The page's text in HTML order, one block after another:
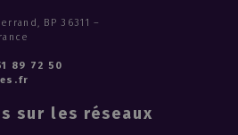
BP 36311 –
89 72 50
sur les réseaux